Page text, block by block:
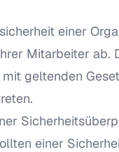
einer
Mitarbeiter ab.
geltenden
einer